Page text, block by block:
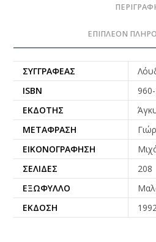
ΕΠΙΠΛΈΟΝ
ΣΥΓΓΡΑΦΈΑΣ
ISBN
ΕΚΔΌΤΗΣ
ΜΕΤΆΦΡΑΣΗ
ΕΙΚΟΝΟΓΡΆΦΗΣΗ
ΣΕΛΊΔΕΣ
208
ΕΞΏΦΥΛΛΟ
ΈΚΔΟΣΗ